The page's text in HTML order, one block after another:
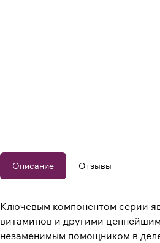
Описание Отзывы
Ключевым компонентом серии
витаминов и другими
незаменимым помощником в